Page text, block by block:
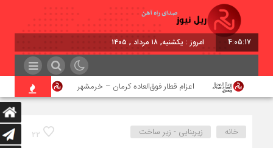
4:05:17 امروز : یکشنبه, ۱۸ مرداد , ۱۴۰۵
اعزام قطار فوق‌العاده کرمان – خرمشهر
22 خانه زیربنایی - زیر ساخت